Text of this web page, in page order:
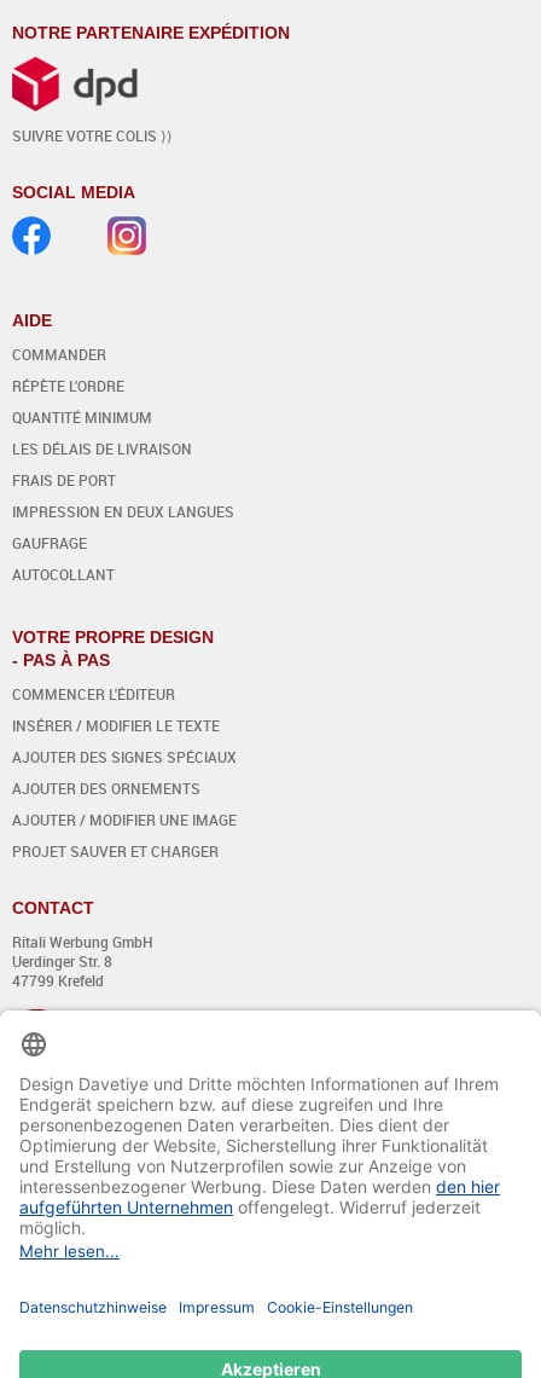
NOTRE PARTENAIRE EXPÉDITION
SUIVRE VOTRE COLIS ⟩⟩
SOCIAL MEDIA
AIDE
COMMANDER
RÉPÈTE L'ORDRE
QUANTITÉ MINIMUM
LES DÉLAIS DE LIVRAISON
FRAIS DE PORT
IMPRESSION EN DEUX LANGUES
GAUFRAGE
AUTOCOLLANT
VOTRE PROPRE DESIGN
- PAS À PAS
COMMENCER L'ÉDITEUR
INSÉRER / MODIFIER LE TEXTE
AJOUTER DES SIGNES SPÉCIAUX
AJOUTER DES ORNEMENTS
AJOUTER / MODIFIER UNE IMAGE
PROJET SAUVER ET CHARGER
CONTACT
Ritali Werbung GmbH
Uerdinger Str. 8
47799 Krefeld
+49 (0) 21 51 - 7 633 633
Du lundi au jeudi:
de 8:00 - 13:00
et de 14:00 - 17:00 heures
Vendredi:
de 8:00 - 13:00
et de 14:00 - 15:30 heures
E-mail: info@davetiye.de